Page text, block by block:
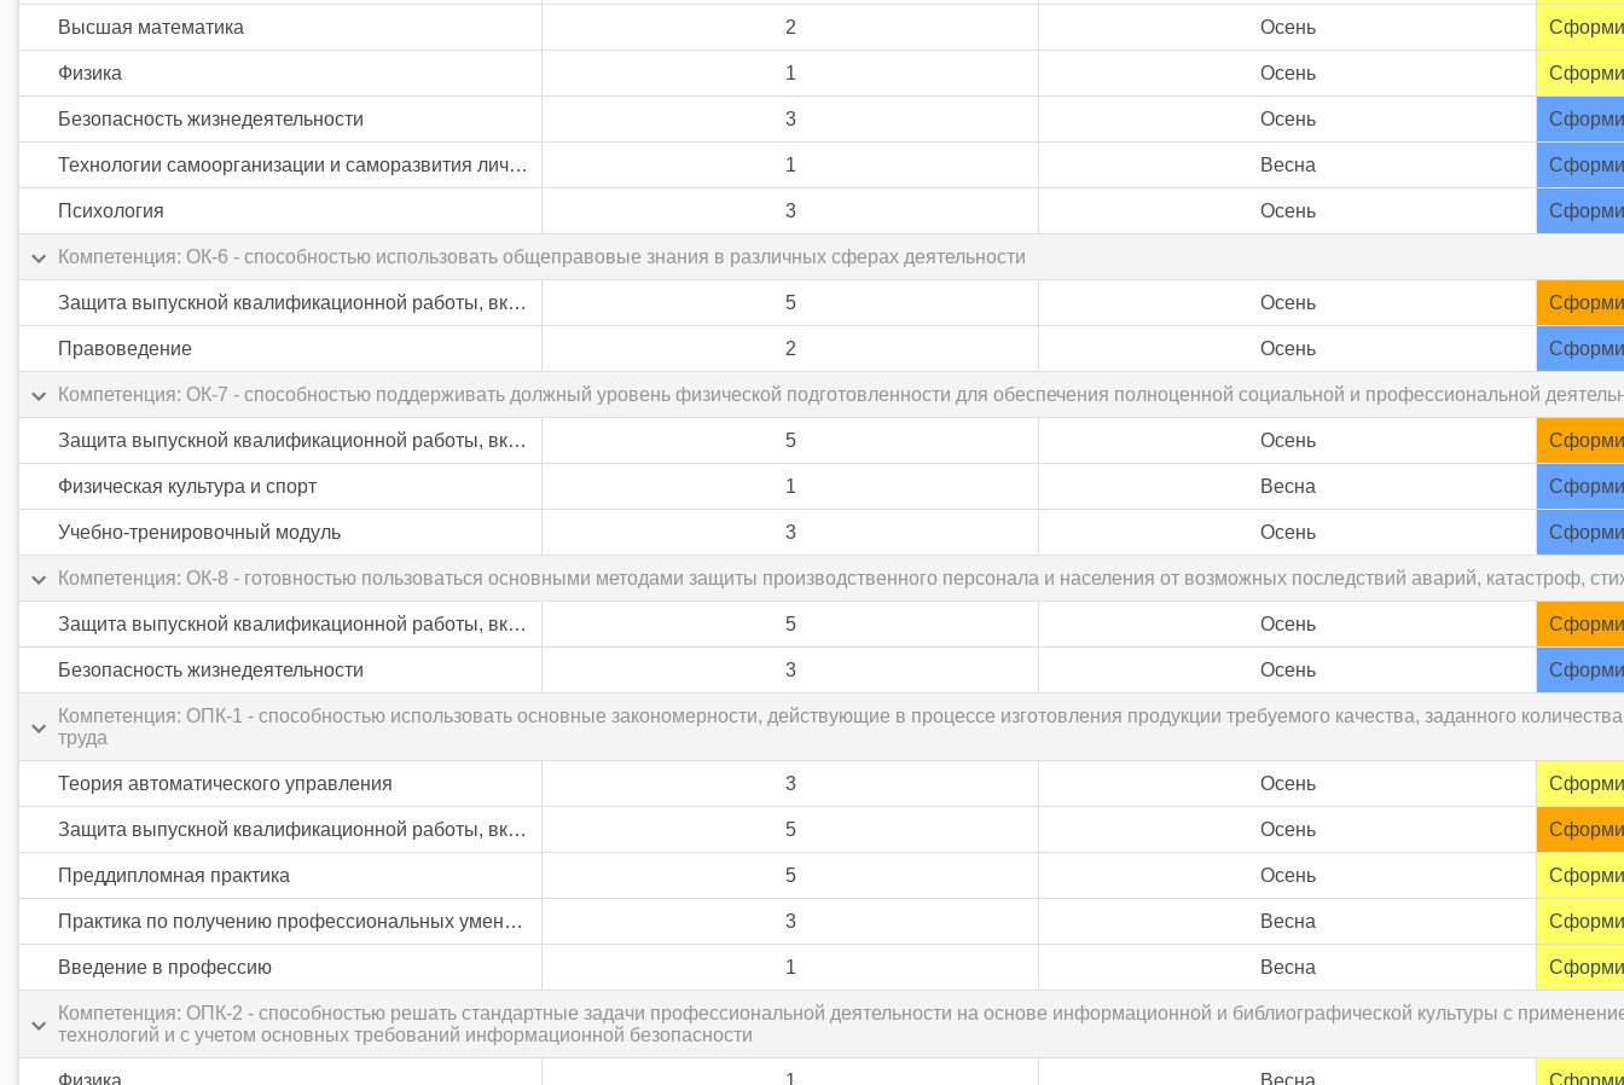
Высшая математика 2 Осень
Физика 1 Осень
Безопасность жизнедеятельности 3 Осень
Технологии самоорганизации и саморазвития личности 1 Весна
Психология 3 Осень
Компетенция: ОК-6 - способностью использовать общеправовые знания в различных сферах деятельности
Защита выпускной квалификационной работы, включая подготовку к процедуре защиты и процедуру защиты 5 Осень
Правоведение 2 Осень
Компетенция: ОК-7 - способностью поддерживать должный уровень физической подготовленности для обеспечения полноценной социальной и профессиональной
Защита выпускной квалификационной работы, включая подготовку к процедуре защиты и процедуру защиты 5 Осень
Физическая культура и спорт 1 Весна
Учебно-тренировочный модуль 3 Осень
Компетенция: ОК-8 - готовностью пользоваться основными методами защиты производственного персонала и населения от возможных последствий аварий, катастроф,
Защита выпускной квалификационной работы, включая подготовку к процедуре защиты и процедуру защиты 5 Осень
Безопасность жизнедеятельности 3 Осень
Компетенция: ОПК-1 - способностью использовать основные закономерности, действующие в процессе изготовления продукции требуемого качества, заданного
труда
Теория автоматического управления 3 Осень
Защита выпускной квалификационной работы, включая подготовку к процедуре защиты и процедуру защиты 5 Осень
Преддипломная практика 5 Осень
Практика по получению профессиональных умений и опыта профессиональной деятельности 3 Весна
Введение в профессию 1 Весна
Компетенция: ОПК-2 - способностью решать стандартные задачи профессиональной деятельности на основе информационной и библиографической культуры с
технологий и с учетом основных требований информационной безопасности
Физика 1 Весна